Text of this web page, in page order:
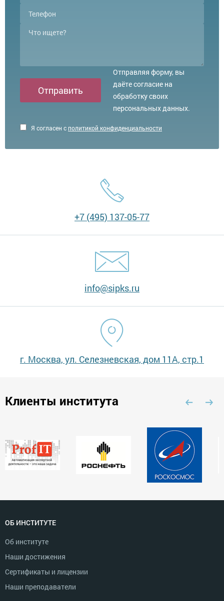
Я согласен сполитикой конфиденциальности
Отправить
Отправляя форму, вы
даёте согласие на
обработку своих
персональных данных.
+7 (495) 137-05-77
info@sipks.ru
г. Москва, ул. Селезневская, дом 11А, стр.1
Клиенты института
ОБ ИНСТИТУТЕ
Об институте
Наши достижения
Сертификаты и лицензии
Наши преподаватели